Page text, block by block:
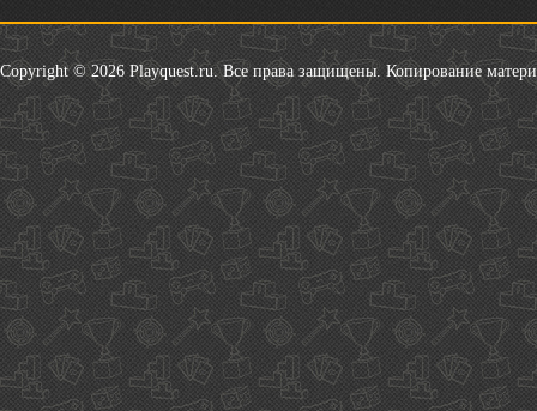
Copyright © 2026 Playquest.ru. Все права защищены. Копирование